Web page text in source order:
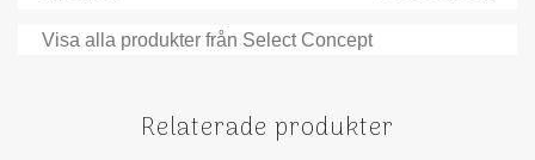
Visa alla produkter från Select Concept
Relaterade produkter